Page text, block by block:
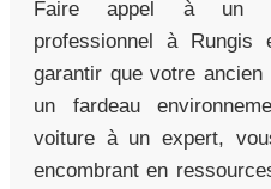
Faire appel à un
professionnel à
garantir que votre
un fardeau
voiture à un expert,
encombrant en